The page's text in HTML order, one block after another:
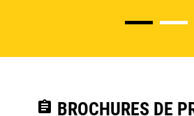
assignment BROCHURES DE